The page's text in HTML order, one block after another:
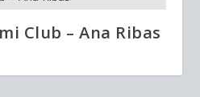
Club – Ana Ribas